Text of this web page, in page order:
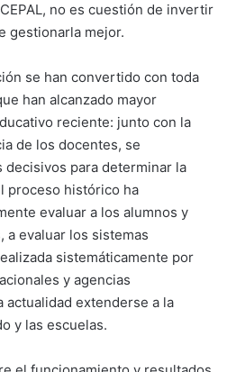
no es cuestión de invertir
gestionarla mejor.
se han convertido con toda
han alcanzado mayor
reciente: junto con la
de los docentes, se
para determinar la
proceso histórico ha
evaluar a los alumnos y
a evaluar los sistemas
sistemáticamente por
y agencias
actualidad extenderse a la
y las escuelas.